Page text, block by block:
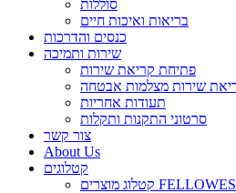
סוללות
בריאות ואיכות חיים
כנסים והדרכות
שירות ותמיכה
פתיחת קריאת שירות
תעודות אחריות
סרטוני התקנות ותקלות
צור קשר
About Us
קטלוגים
קטלוג מוצרים FELLOWES